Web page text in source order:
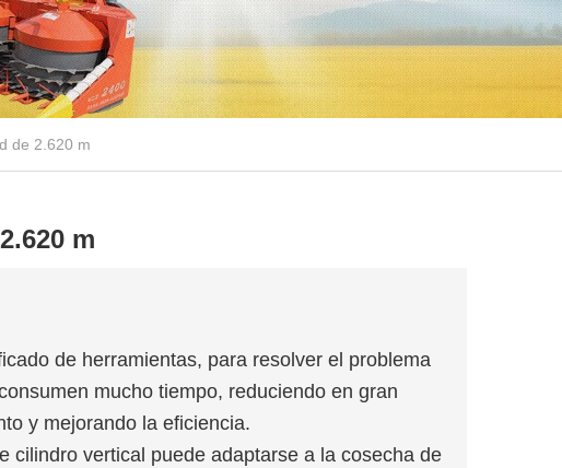
de 2.620 m
m
de herramientas, para resolver el problema
mucho tiempo, reduciendo en gran
y mejorando la eficiencia.
cilindro vertical puede adaptarse a la cosecha de